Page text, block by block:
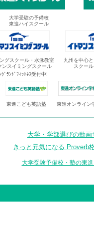
大学受験の予備校
東進ハイスクール
グスクール・水泳教室
ンスイミングスクール
ｸﾞﾗﾝﾄﾞﾌｨｯﾄﾈｽ受付中!
九州を中心
スクー
東進こども英語塾 東進オンライン
大学・学部選びの動
きっと元気になる Proverb
大学受験予備校・塾の東